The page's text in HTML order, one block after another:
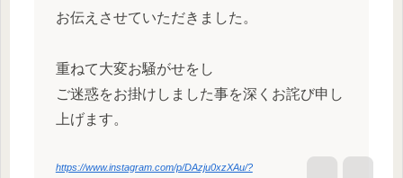
お伝えさせていただきました。
重ねて大変お騒がせをし
ご迷惑をお掛けしました事を深くお詫び申し
上げます。
https://www.instagram.com/p/DAzju0xzXAu/?